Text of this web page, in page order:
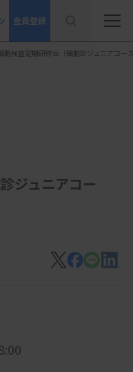
会員登録
胞検査定期研修会（細胞診ジュニアコー
ジュニアコー